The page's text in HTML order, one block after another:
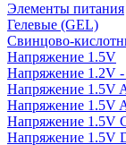
Элементы питания
Гелевые (GEL)
Свинцово-
Напряжение 1.5V
Напряжение 1.2V
Напряжение 1.5V
Напряжение 1.5V
Напряжение 1.5V
Напряжение 1.5V